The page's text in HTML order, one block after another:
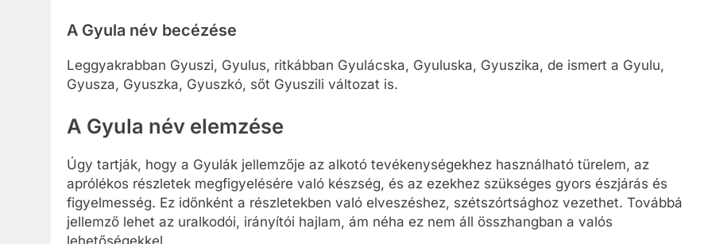
A Gyula név becézése
Leggyakrabban Gyuszi, Gyulus, ritkábban Gyulácska, Gyuluska, Gyuszika, de ismert a Gyulu,
Gyusza, Gyuszka, Gyuszkó, sőt Gyuszili változat is.
A Gyula név elemzése
Úgy tartják, hogy a Gyulák jellemzője az alkotó tevékenységekhez használható türelem, az
aprólékos részletek megfigyelésére való készség, és az ezekhez szükséges gyors észjárás és
figyelmesség. Ez időnként a részletekben való elveszéshez, szétszórtsághoz vezethet. Továbbá
jellemző lehet az uralkodói, irányítói hajlam, ám néha ez nem áll összhangban a valós